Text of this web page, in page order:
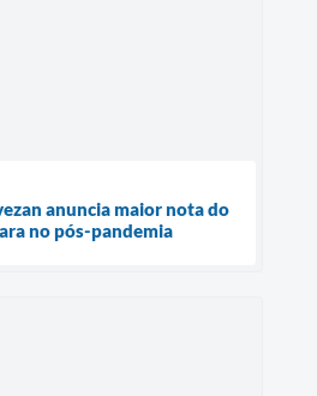
anuncia maior nota do
no pós-pandemia